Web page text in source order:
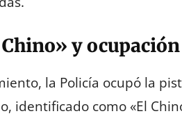
y
la Policía ocupó la
identificado como «El